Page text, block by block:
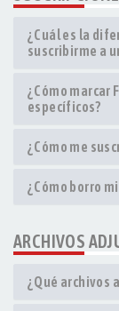
¿Cuál es la
suscribirme a
¿Cómo marcar
específicos?
¿Cómo me
¿Cómo borro
ARCHIVOS
¿Qué archivos